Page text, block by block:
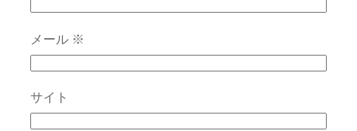
メール ※
サイト